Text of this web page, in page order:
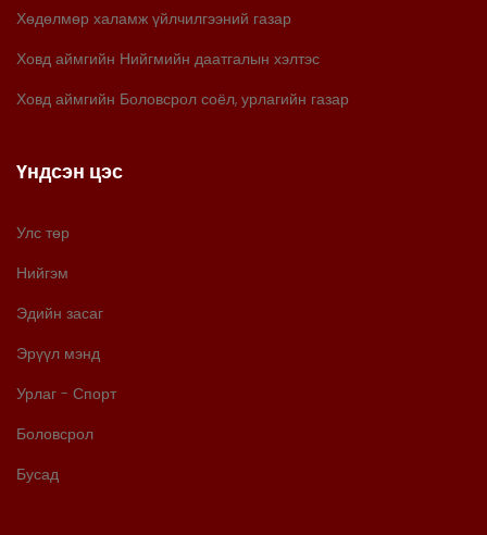
Хөдөлмөр халамж үйлчилгээний газар
Ховд аймгийн Нийгмийн даатгалын хэлтэс
Ховд аймгийн Боловсрол соёл, урлагийн газар
Үндсэн цэс
Улс төр
Нийгэм
Эдийн засаг
Эрүүл мэнд
Урлаг - Спорт
Боловсрол
Бусад